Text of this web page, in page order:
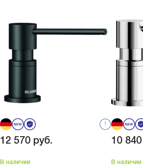
12 570 руб.
В наличии
10 840
В наличии